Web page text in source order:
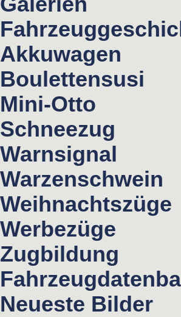
Akkuwagen
Boulettensusi
Mini-Otto
Schneezug
Warnsignal
Warzenschwein
Weihnachtszüge
Werbezüge
Zugbildung
Neueste Bilder